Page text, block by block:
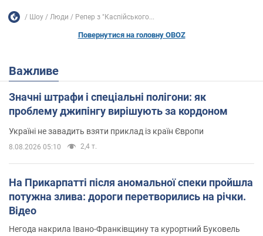
Шоу Люди Репер з "Каспійського...
Повернутися на головну OBOZ
Важливе
Значні штрафи і спеціальні полігони: як
проблему джипінгу вирішують за кордоном
Україні не завадить взяти приклад із країн Європи
8.08.2026 05:10 2,4 т.
На Прикарпатті після аномальної спеки пройшла
потужна злива: дороги перетворились на річки.
Відео
Негода накрила Івано-Франківщину та курортний Буковель